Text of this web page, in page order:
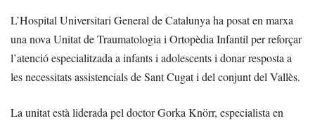
L’Hospital Universitari General de Catalunya ha posat en marxa
una nova Unitat de Traumatologia i Ortopèdia Infantil per reforçar
l’atenció especialitzada a infants i adolescents i donar resposta a
les necessitats assistencials de Sant Cugat i del conjunt del Vallès.
La unitat està liderada pel doctor Gorka Knörr, especialista en